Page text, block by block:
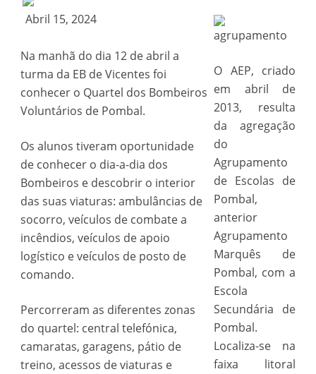
Abril 15, 2024
Na manhã do dia 12 de abril a
turma da EB de Vicentes foi
conhecer o Quartel dos Bombeiros
Voluntários de Pombal.
Os alunos tiveram oportunidade
de conhecer o dia-a-dia dos
Bombeiros e descobrir o interior
das suas viaturas: ambulâncias de
socorro, veículos de combate a
incêndios, veículos de apoio
logístico e veículos de posto de
comando.
Percorreram as diferentes zonas
do quartel: central telefónica,
camaratas, garagens, pátio de
treino, acessos de viaturas e
O AEP, criado
em abril de
2013, resulta
da agregação
do
Agrupamento
de Escolas de
Pombal,
anterior
Agrupamento
Marquês de
Pombal, com a
Escola
Secundária de
Pombal.
Localiza-se na
faixa litoral